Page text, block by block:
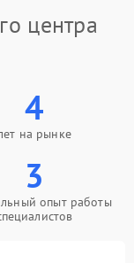
центра
4
на рынке
3
опыт работы